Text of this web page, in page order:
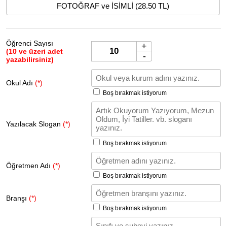
FOTOĞRAF ve İSİMLİ (28.50 TL)
Öğrenci Sayısı
(10 ve üzeri adet
yazabilirsiniz)
+
-
Okul Adı (*)
Boş bırakmak istiyorum
Yazılacak Slogan (*)
Boş bırakmak istiyorum
Öğretmen Adı (*)
Boş bırakmak istiyorum
Branşı (*)
Boş bırakmak istiyorum